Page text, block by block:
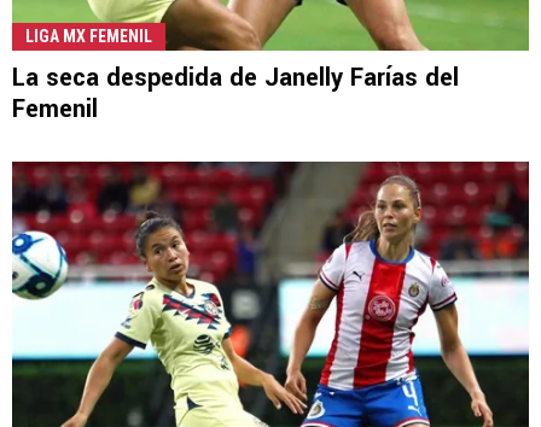
LIGA MX FEMENIL
La seca despedida de Janelly Farías del
Femenil